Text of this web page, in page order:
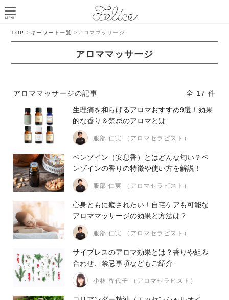
TOP > キーワード一覧 >アロママッサージ
アロママッサージ
アロママッサージの記事
全 17 件
生理痛を和らげるアロマおすすめ9選！効果
的な香り＆禁忌のアロマとは
服部 仁実 （アロマセラピスト）
ベンゾイン（安息香）とはどんな匂い？ベ
ンゾインの香りの特徴や使い方を解説！
服部 仁実 （アロマセラピスト）
心身ともに癒されたい！自宅ケアも可能な
アロママッサージの効果と方法は？
服部 仁実 （アロマセラピスト）
サイプレスのアロマ効果とは？香りや組み
合わせ、禁忌事項などもご紹介
小林 香代子 （アロマセラピスト）